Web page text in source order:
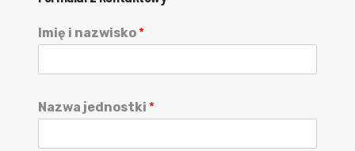
Imię i nazwisko *
Nazwa jednostki *